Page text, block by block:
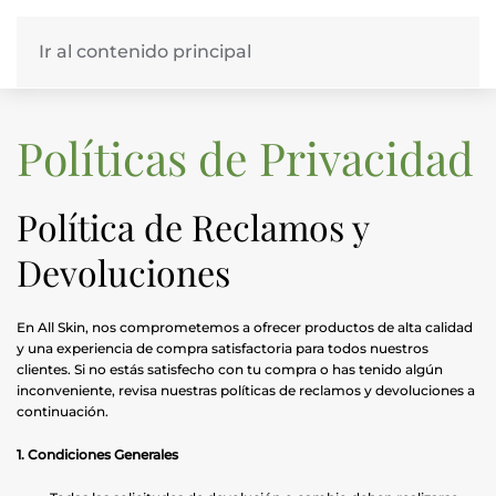
Ir al contenido principal
Políticas de Privacidad
Política de Reclamos y
Devoluciones
En All Skin, nos comprometemos a ofrecer productos de alta calidad
y una experiencia de compra satisfactoria para todos nuestros
clientes. Si no estás satisfecho con tu compra o has tenido algún
inconveniente, revisa nuestras políticas de reclamos y devoluciones a
continuación.
1. Condiciones Generales